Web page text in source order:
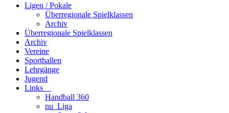
Ligen / Pokale
Überregionale Spielklassen
Archiv
Überregionale Spielklassen
Archiv
Vereine
Sporthallen
Lehrgänge
Jugend
Links
Handball 360
nu_Liga